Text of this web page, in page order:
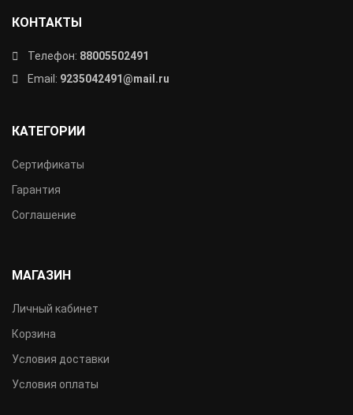
КОНТАКТЫ
Телефон: 88005502491
Email: 9235042491@mail.ru
КАТЕГОРИИ
Сертификаты
Гарантия
Соглашение
МАГАЗИН
Личный кабинет
Корзина
Условия доставки
Условия оплаты